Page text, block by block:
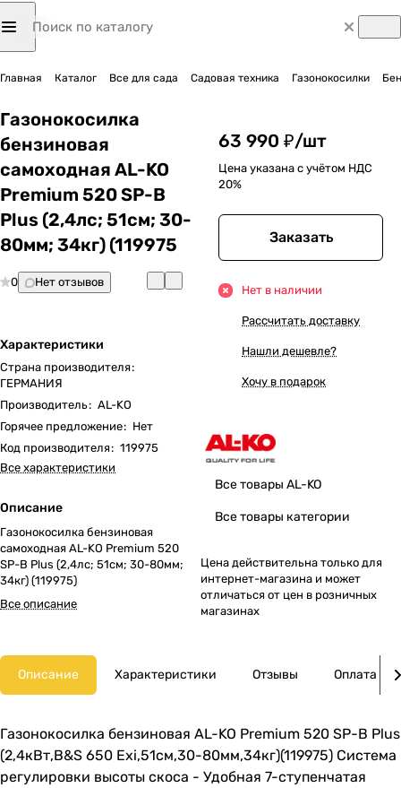
Главная Каталог Все для сада Садовая техника Газонокосилки
Газонокосилка
бензиновая
самоходная AL-KO
Premium 520 SP-B
Plus (2,4лс; 51cм; 30-
80мм; 34кг) (119975
0 Нет отзывов
Характеристики
Страна производителя:
ГЕРМАНИЯ
Производитель: AL-KO
Горячее предложение: Нет
Код производителя: 119975
Все характеристики
Описание
Газонокосилка бензиновая
самоходная AL-KO Premium 520
SP-B Plus (2,4лс; 51cм; 30-80мм;
34кг) (119975)
Все описание
63 990 ₽/шт
Цена указана с учётом НДС
20%
Заказать
Нет в наличии
Рассчитать доставку
Нашли дешевле?
Хочу в подарок
Все товары AL-KO
Все товары категории
Цена действительна только для
интернет-магазина и может
отличаться от цен в розничных
магазинах
Описание Характеристики Отзывы Оплата
Газонокосилка бензиновая AL-KO Premium 520 SP-B Plus
(2,4кВт,B&S 650 Exi,51см,30-80мм,34кг)(119975) Система
регулировки высоты скоса - Удобная 7-ступенчатая